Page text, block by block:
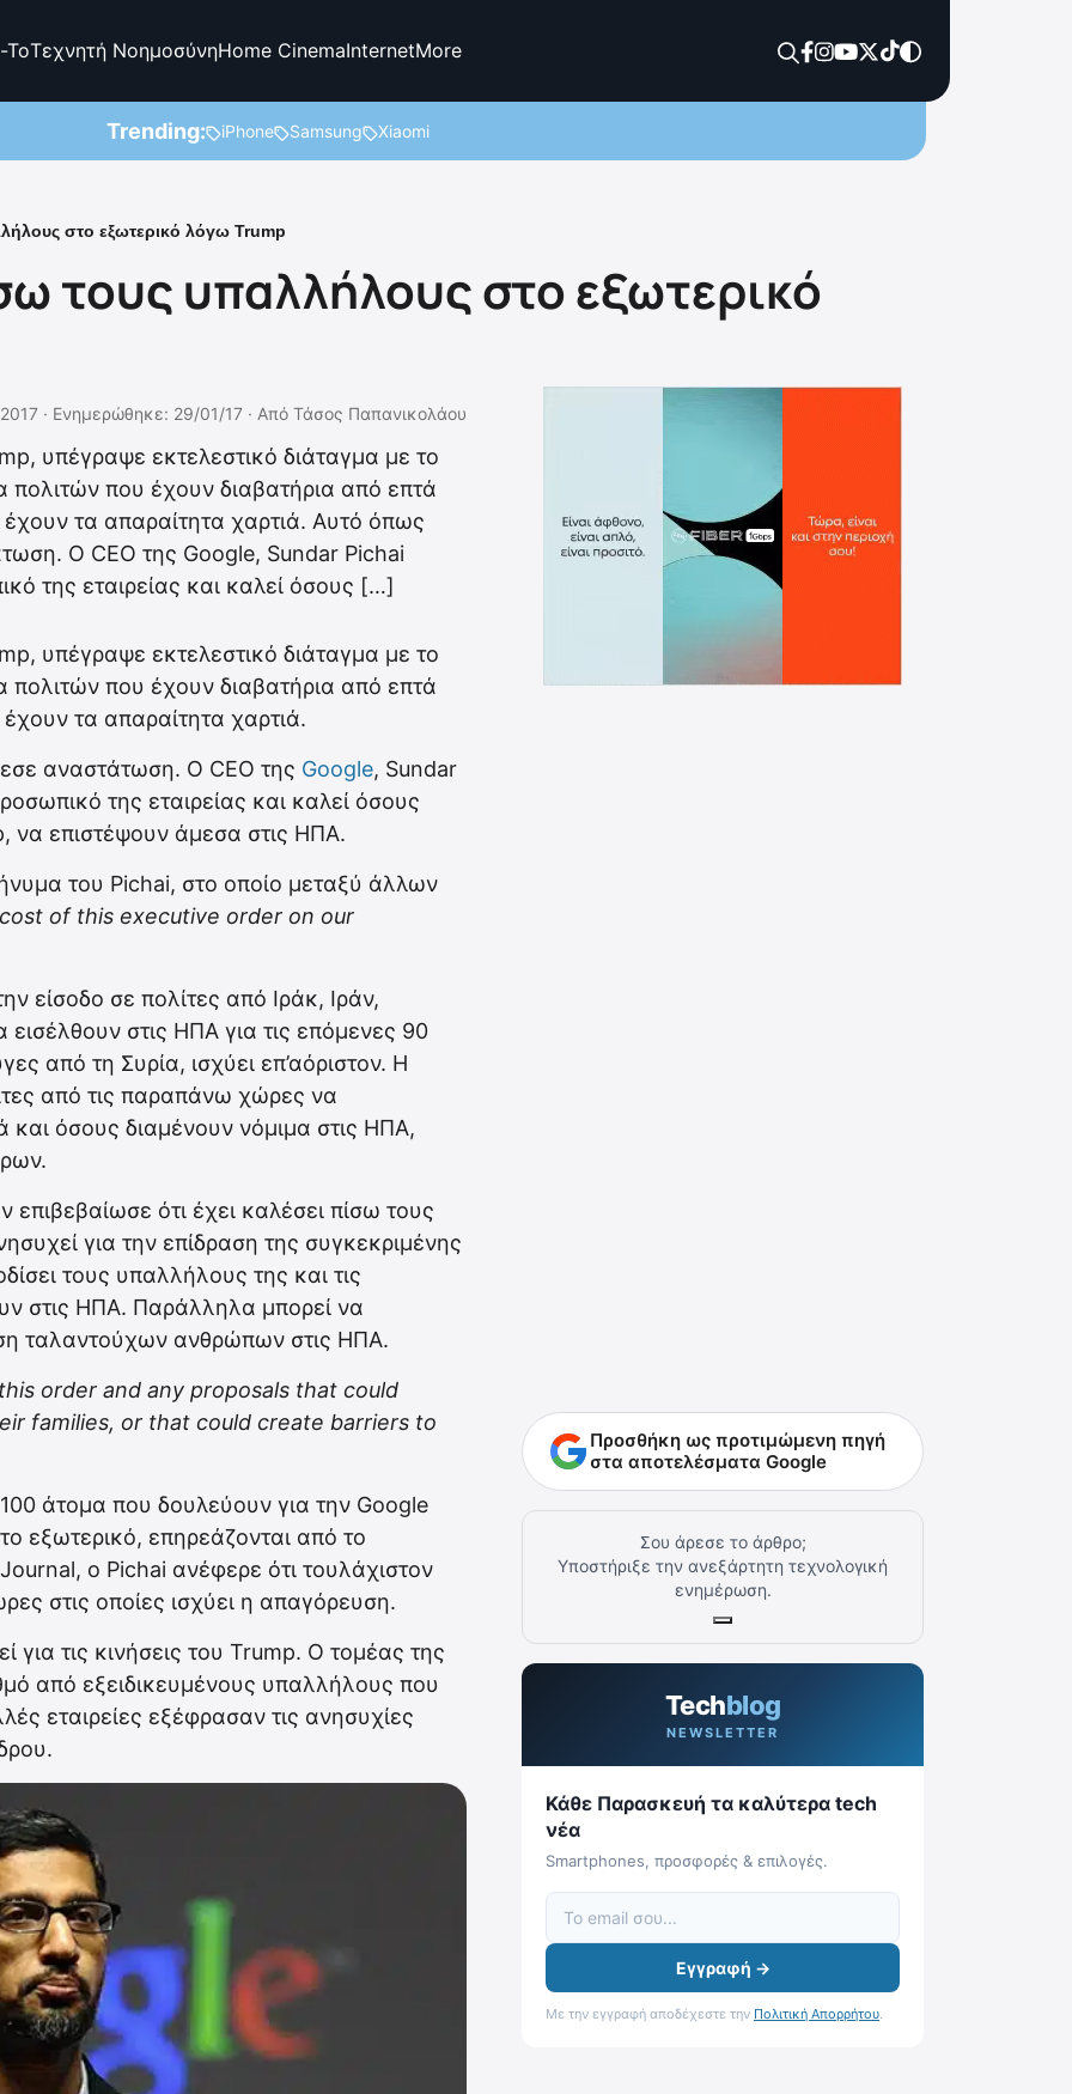
ToΤεχνητή ΝοημοσύνηHome CinemaInternetMore
Trending: iPhone Samsung Xiaomi
στο εξωτερικό λόγω Trump
τους υπαλλήλους στο εξωτερικό
· Ενημερώθηκε: 29/01/17 · Από Τάσος Παπανικολάου
υπέγραψε εκτελεστικό διάταγμα με το
πολιτών που έχουν διαβατήρια από επτά
τα απαραίτητα χαρτιά. Αυτό όπως
Ο CEO της Google, Sundar Pichai
της εταιρείας και καλεί όσους […]
υπέγραψε εκτελεστικό διάταγμα με το
πολιτών που έχουν διαβατήρια από επτά
τα απαραίτητα χαρτιά.
αναστάτωση. Ο CEO της Google, Sundar
της εταιρείας και καλεί όσους
να επιστέψουν άμεσα στις ΗΠΑ.
του Pichai, στο οποίο μεταξύ άλλων
of this executive order on our
είσοδο σε πολίτες από Ιράκ, Ιράν,
στις ΗΠΑ για τις επόμενες 90
από τη Συρία, ισχύει επ’αόριστον. Η
από τις παραπάνω χώρες να
όσους διαμένουν νόμιμα στις ΗΠΑ,
ότι έχει καλέσει πίσω τους
για την επίδραση της συγκεκριμένης
τους υπαλλήλους της και τις
στις ΗΠΑ. Παράλληλα μπορεί να
ταλαντούχων ανθρώπων στις ΗΠΑ.
order and any proposals that could
families, or that could create barriers to
άτομα που δουλεύουν για την Google
εξωτερικό, επηρεάζονται από το
ο Pichai ανέφερε ότι τουλάχιστον
στις οποίες ισχύει η απαγόρευση.
τις κινήσεις του Trump. Ο τομέας της
από εξειδικευμένους υπαλλήλους που
εταιρείες εξέφρασαν τις ανησυχίες
Προσθήκη ως προτιμώμενη πηγή
στα αποτελέσματα Google
Σου άρεσε το άρθρο;
Υποστήριξε την ανεξάρτητη τεχνολογική
ενημέρωση.
Techblog
NEWSLETTER
Κάθε Παρασκευή τα καλύτερα tech
νέα
Smartphones, προσφορές & επιλογές.
Εγγραφή →
Με την εγγραφή αποδέχεστε την Πολιτική Απορρήτου.